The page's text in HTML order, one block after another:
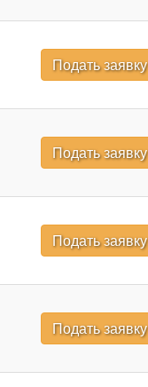
Подать заявку
Подать заявку
Подать заявку
Подать заявку